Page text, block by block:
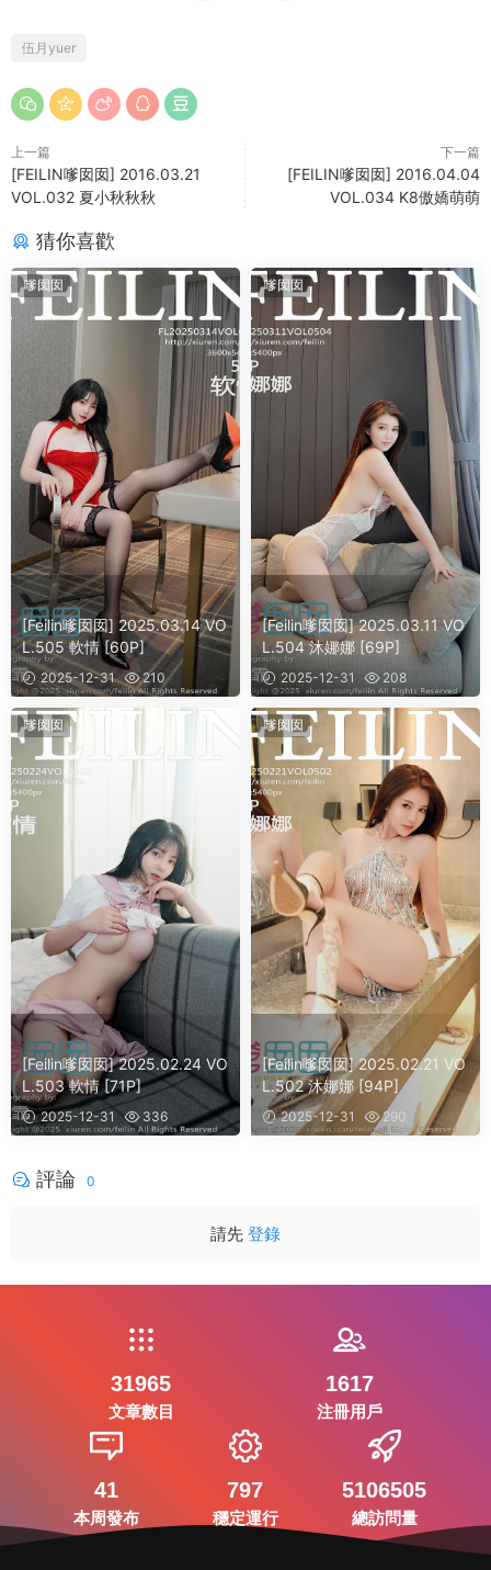
伍月yuer
上一篇
[FEILIN嗲囡囡] 2016.03.21
VOL.032 夏小秋秋秋
下一篇
[FEILIN嗲囡囡] 2016.04.04
VOL.034 K8傲嬌萌萌
猜你喜歡
嗲囡囡
[Feilin嗲囡囡] 2025.03.14 VO
L.505 軟情 [60P]
2025-12-31 210
嗲囡囡
[Feilin嗲囡囡] 2025.03.11 VO
L.504 沐娜娜 [69P]
2025-12-31 208
嗲囡囡
[Feilin嗲囡囡] 2025.02.24 VO
L.503 軟情 [71P]
2025-12-31 336
嗲囡囡
[Feilin嗲囡囡] 2025.02.21 VO
L.502 沐娜娜 [94P]
2025-12-31 290
評論 0
請先 登錄
31965
文章數目
1617
注冊用戶
41
本周發布
797
穩定運行
5106505
總訪問量